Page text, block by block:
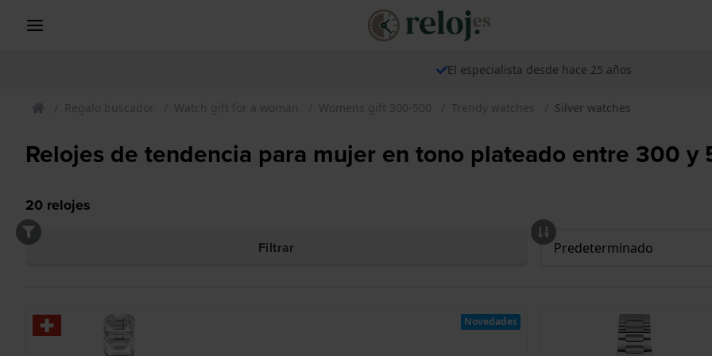
El especialista desde hace 25 años
Regalo buscador Watch gift for a woman Womens gift 300-500 Trendy watches Silver watches
Relojes de tendencia para mujer en tono plateado entre 300 y
20 relojes
Filtrar
Novedades